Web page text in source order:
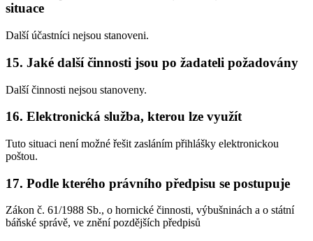
situace
Další účastníci nejsou stanoveni.
15. Jaké další činnosti jsou po žadateli požadovány
Další činnosti nejsou stanoveny.
16. Elektronická služba, kterou lze využít
Tuto situaci není možné řešit zasláním přihlášky elektronickou
poštou.
17. Podle kterého právního předpisu se postupuje
Zákon č. 61/1988 Sb., o hornické činnosti, výbušninách a o státní
báňské správě, ve znění pozdějších předpisů